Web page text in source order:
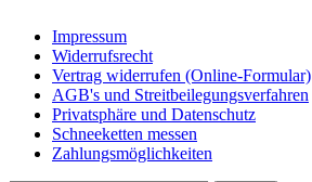
Impressum
Widerrufsrecht
Vertrag widerrufen (Online-Formular)
AGB's und Streitbeilegungsverfahren
Privatsphäre und Datenschutz
Schneeketten messen
Zahlungsmöglichkeiten